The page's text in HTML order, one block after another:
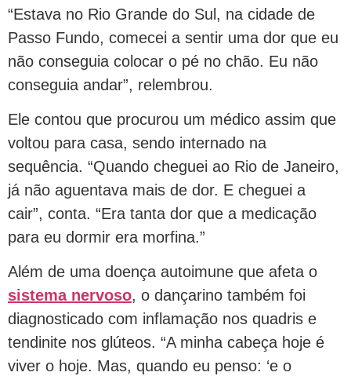
“Estava no Rio Grande do Sul, na cidade de
Passo Fundo, comecei a sentir uma dor que eu
não conseguia colocar o pé no chão. Eu não
conseguia andar”, relembrou.
Ele contou que procurou um médico assim que
voltou para casa, sendo internado na
sequência. “Quando cheguei ao Rio de Janeiro,
já não aguentava mais de dor. E cheguei a
cair”, conta. “Era tanta dor que a medicação
para eu dormir era morfina.”
Além de uma doença autoimune que afeta o
sistema nervoso, o dançarino também foi
diagnosticado com inflamação nos quadris e
tendinite nos glúteos. “A minha cabeça hoje é
viver o hoje. Mas, quando eu penso: ‘e o